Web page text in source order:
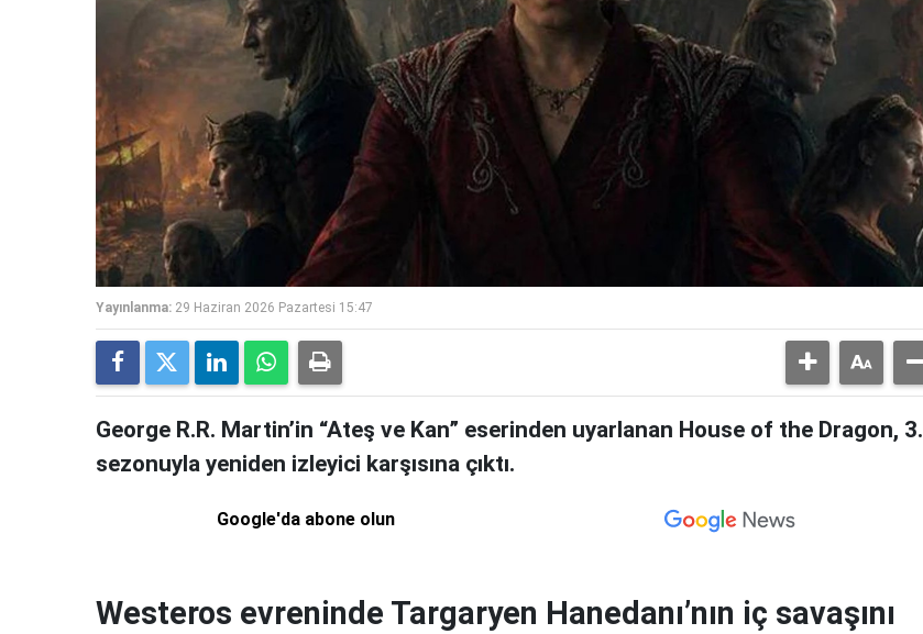
Yayınlanma: 29 Haziran 2026 Pazartesi 15:47
George R.R. Martin’in “Ateş ve Kan” eserinden uyarlanan House of the Dragon, 3.
sezonuyla yeniden izleyici karşısına çıktı.
Google'da abone olun
Westeros evreninde Targaryen Hanedanı’nın iç savaşını